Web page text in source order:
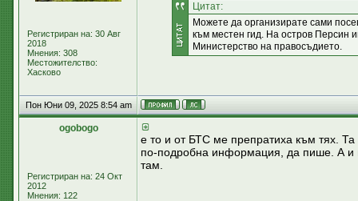
Регистриран на: 30 Авг
2018
Мнения: 308
Местожителство:
Хасково
Цитат:
Можете да организирате сами
към местен гид. На остров Персин
Министерство на правосъдието.
Пон Юни 09, 2025 8:54 am
ogobogo
Регистриран на: 24 Окт
2012
Мнения: 122
е то и от БТС ме препратиха към тях.
по-подробна информация, да пише. А и
там.